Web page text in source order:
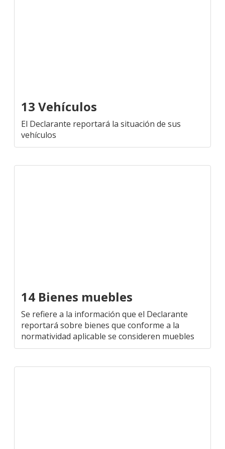
13 Vehículos
El Declarante reportará la situación de sus
vehículos
14 Bienes muebles
Se refiere a la información que el Declarante
reportará sobre bienes que conforme a la
normatividad aplicable se consideren muebles